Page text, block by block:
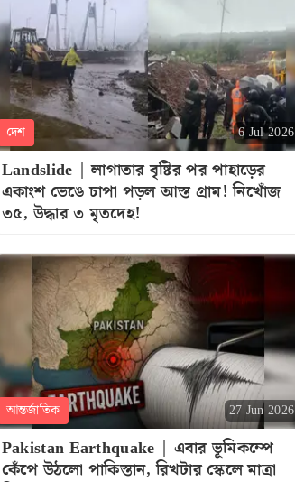
দেশ 6 Jul 2026
Landslide | লাগাতার বৃষ্টির পর পাহাড়ের
একাংশ ভেঙে চাপা পড়ল আস্ত গ্রাম! নিখোঁজ
৩৫, উদ্ধার ৩ মৃতদেহ!
আন্তর্জাতিক 27 Jun 2026
Pakistan Earthquake | এবার ভূমিকম্পে
কেঁপে উঠলো পাকিস্তান, রিখটার স্কেলে মাত্রা